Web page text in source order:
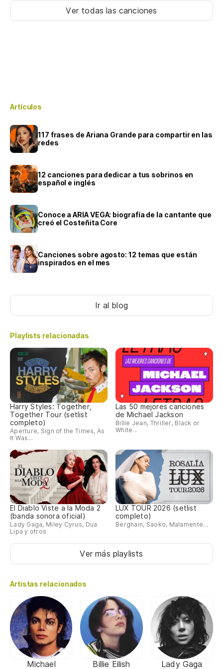
Ver todas las canciones
Artículos
117 frases de Ariana Grande para compartir en las
redes
12 canciones para dedicar a tus sobrinos en
español e inglés
Conoce a ARIA VEGA: biografía de la cantante que
creó el Costeñita Core
Canciones sobre agosto: 12 temas que están
inspirados en el mes
Ir al blog
Playlists relacionadas
Harry Styles: Together,
Together Tour (setlist
completo)
Aperture, Sign of the Times, As
It Was...
Las 50 mejores canciones
de Michael Jackson
Billie Jean, Thriller, Black or
White...
El Diablo Viste a la Moda 2
(banda sonora oficial)
Lady Gaga, Miley Cyrus, Dua
Lipa y otros
LUX TOUR 2026 (setlist
completo)
Berghain, Saoko, Malamente...
Ver más playlists
Artistas relacionados
Michael
Billie Eilish Lady Gaga